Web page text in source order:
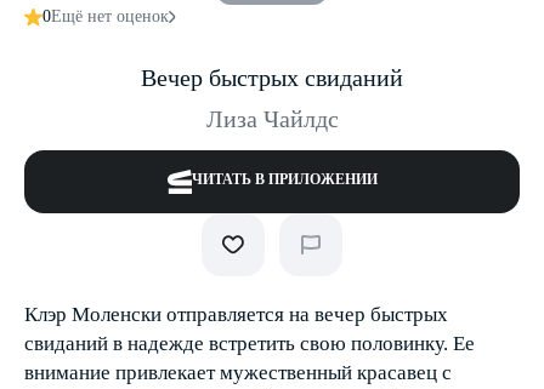
0Ещё нет оценок
Вечер быстрых свиданий
Лиза Чайлдс
ЧИТАТЬ В ПРИЛОЖЕНИИ
Клэр Моленски отправляется на вечер быстрых
свиданий в надежде встретить свою половинку. Ее
внимание привлекает мужественный красавец с